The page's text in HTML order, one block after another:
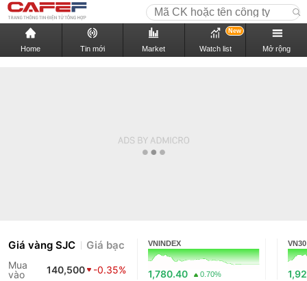
Home Tin mới Market Watch list
New
Mở rộng
Giá vàng SJC Giá bạc
Mua
vào
140,500
-0.35%
VNINDEX
1,780.40 0.70%
VN30